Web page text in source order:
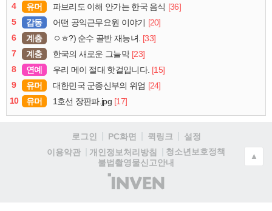
4
유머 파브리도 이해 안가는 한국 음식 [36]
5
감동 어떤 공익근무요원 이야기 [20]
6
계층 ㅇㅎ?) 순수 골반 재능녀. [33]
7
계층 한국의 새로운 그늘막 [23]
8
연예 우리 메이 절대 핫걸입니다. [15]
9
유머 대한민국 군종신부의 위엄 [24]
10
유머 1호선 장판파.jpg [17]
로그인 PC화면 퀵링크
설정
이용약관
개인정보처리방침
청소년보호정책
불법촬영물신고안내
(주)
인
▲